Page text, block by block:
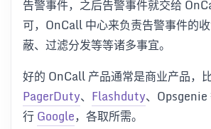
告警事件，之后告警事件就交给
可，OnCall 中心来负责告警事件的
蔽、过滤分发等等诸多事宜。
好的 OnCall 产品通常是商业产品，
PagerDuty、 Flashduty、Opsgenie
行Google，各取所需。